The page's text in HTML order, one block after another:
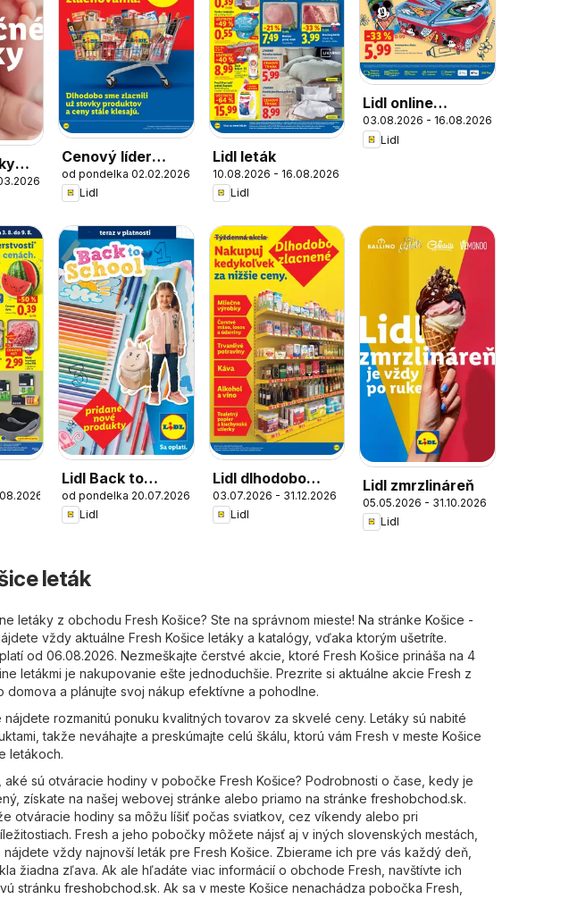
Cenový líder
zlacňuje
od pondelka 02.02.2026
Lidl
Lidl leták
10.08.2026 - 16.08.2026
Lidl
Lidl online
magazín
03.08.2026 - 16.08.2026
Lidl
Lidl Back to
school
od pondelka 20.07.2026
Lidl
Lidl dlhodobo
zlacnené
03.07.2026 - 31.12.2026
Lidl
Lidl zmrzlináreň
05.05.2026 - 31.10.2026
Lidl
leták
letáky z obchodu Fresh Košice? Ste na správnom mieste! Na stránke Košice -
vždy aktuálne Fresh Košice letáky a katalógy, vďaka ktorým ušetríte.
od 06.08.2026. Nezmeškajte čerstvé akcie, ktoré Fresh Košice prináša na 4
letákmi je nakupovanie ešte jednoduchšie. Prezrite si aktuálne akcie Fresh z
domova a plánujte svoj nákup efektívne a pohodlne.
nájdete rozmanitú ponuku kvalitných tovarov za skvelé ceny. Letáky sú nabité
takže neváhajte a preskúmajte celú škálu, ktorú vám Fresh v meste Košice
letákoch.
sú otváracie hodiny v pobočke Fresh Košice? Podrobnosti o čase, kedy je
získate na našej webovej stránke alebo priamo na stránke freshobchod.sk.
otváracie hodiny sa môžu líšiť počas sviatkov, cez víkendy alebo pri
Fresh a jeho pobočky môžete nájsť aj v iných slovenských mestách,
nájdete vždy najnovší leták pre Fresh Košice. Zbierame ich pre vás každý deň,
žiadna zľava. Ak ale hľadáte viac informácií o obchode Fresh, navštívte ich
stránku freshobchod.sk. Ak sa v meste Košice nenachádza pobočka Fresh,